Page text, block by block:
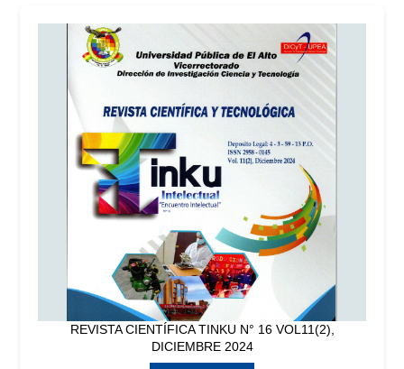
REVISTA CIENTÍFICA TINKU N° 16 VOL11(2),
DICIEMBRE 2024